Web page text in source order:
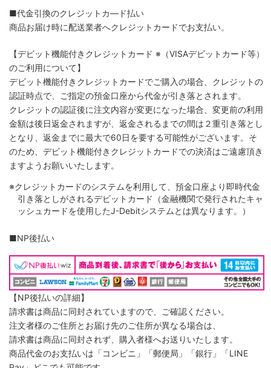
■代金引換のクレジットカ―ド払い
商品お届け時に配送業者へクレジットカードでお支払い。
【デビット機能付きクレジットカード ※（VISAデビットカード等）
のご利用について】
デビット機能付きクレジットカードでご購入の場合、クレジットの
認証時点で、ご指定の預金口座から代金が引き落とされます。
クレジットの認証後に注文内容が変更になった場合、変更前の利用
金額は後日返金されますが、返金されるまでの間は２重引き落とし
となり、返金までに最大で60日を要する可能性がございます。そ
のため、デビット機能付きクレジットカードでの決済はご遠慮頂き
ますようお願いいたします。
※クレジットカードのシステムを利用して、預金口座より即時代金
引き落としがされるデビットカード（金融機関で発行されたキャ
ッシュカードを使用したJ-Debitシステムとは異なります。）
■NP後払い
【NP後払いの詳細】
請求書は商品に同封されていますので、ご確認ください。
注文者様のご住所とお届け先のご住所が異なる場合は、
請求書は商品に同封されず、購入者様へお送りいたします。
商品代金のお支払いは「コンビニ」「郵便局」「銀行」「LINE